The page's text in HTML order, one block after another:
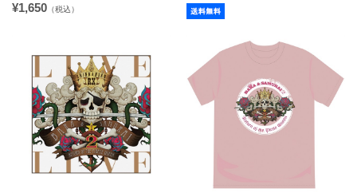
¥1,650 （税込）